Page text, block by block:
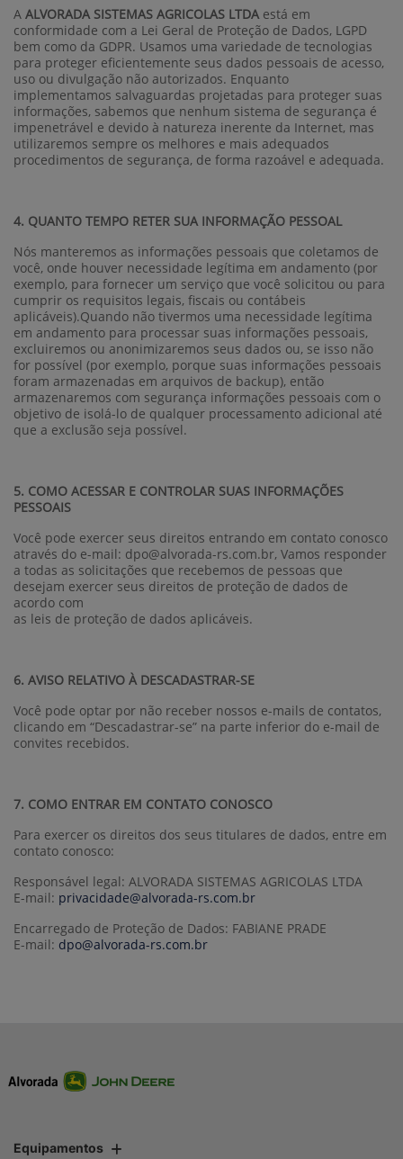
A ALVORADA SISTEMAS AGRICOLAS LTDAestá em
conformidade com a Lei Geral de Proteção de Dados, LGPD
bem como da GDPR. Usamos uma variedade de tecnologias
para proteger eficientemente seus dados pessoais de acesso,
uso ou divulgação não autorizados. Enquanto
implementamos salvaguardas projetadas para proteger suas
informações, sabemos que nenhum sistema de segurança é
impenetrável e devido à natureza inerente da Internet, mas
utilizaremos sempre os melhores e mais adequados
procedimentos de segurança, de forma razoável e adequada.
4. QUANTO TEMPO RETER SUA INFORMAÇÃO PESSOAL
Nós manteremos as informações pessoais que coletamos de
você, onde houver necessidade legítima em andamento (por
exemplo, para fornecer um serviço que você solicitou ou para
cumprir os requisitos legais, fiscais ou contábeis
aplicáveis).Quando não tivermos uma necessidade legítima
em andamento para processar suas informações pessoais,
excluiremos ou anonimizaremos seus dados ou, se isso não
for possível (por exemplo, porque suas informações pessoais
foram armazenadas em arquivos de backup), então
armazenaremos com segurança informações pessoais com o
objetivo de isolá-lo de qualquer processamento adicional até
que a exclusão seja possível.
5. COMO ACESSAR E CONTROLAR SUAS INFORMAÇÕES
PESSOAIS
Você pode exercer seus direitos entrando em contato conosco
através do e-mail: dpo@alvorada-rs.com.br, Vamos responder
a todas as solicitações que recebemos de pessoas que
desejam exercer seus direitos de proteção de dados de
acordo com
as leis de proteção de dados aplicáveis.
6. AVISO RELATIVO À DESCADASTRAR-SE
Você pode optar por não receber nossos e-mails de contatos,
clicando em “Descadastrar-se” na parte inferior do e-mail de
convites recebidos.
7. COMO ENTRAR EM CONTATO CONOSCO
Para exercer os direitos dos seus titulares de dados, entre em
contato conosco:
Responsável legal: ALVORADA SISTEMAS AGRICOLAS LTDA
E-mail: privacidade@alvorada-rs.com.br
Encarregado de Proteção de Dados: FABIANE PRADE
E-mail: dpo@alvorada-rs.com.br
Equipamentos